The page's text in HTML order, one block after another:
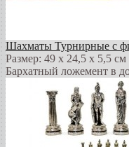
Шахматы Турнирные с
Размер: 49 х 24,5 х 5,5 см
Бархатный ложемент в